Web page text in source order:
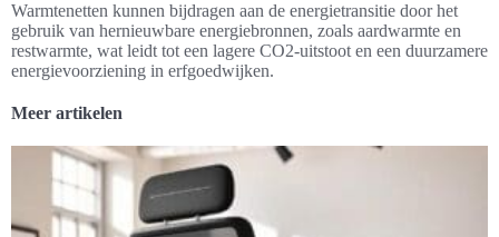
Warmtenetten kunnen bijdragen aan de energietransitie door het
gebruik van hernieuwbare energiebronnen, zoals aardwarmte en
restwarmte, wat leidt tot een lagere CO2-uitstoot en een duurzamere
energievoorziening in erfgoedwijken.
Meer artikelen